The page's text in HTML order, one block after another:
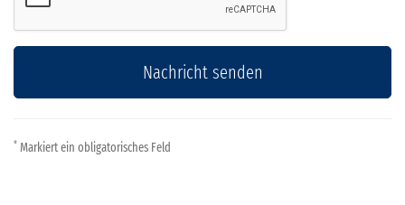
Nachricht senden
* Markiert ein obligatorisches Feld